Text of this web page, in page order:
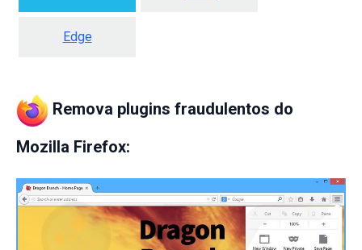
Edge
Remova plugins fraudulentos do
Mozilla Firefox: